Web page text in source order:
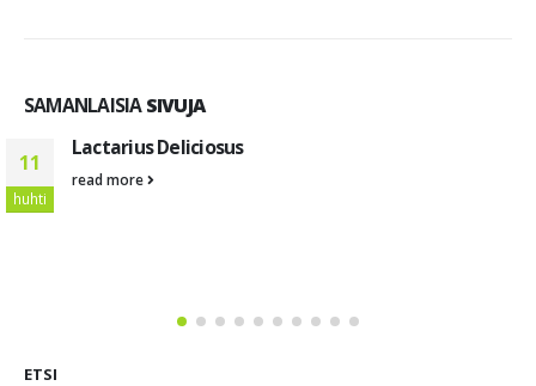
SAMANLAISIASIVUJA
11
huhti
Lactarius Deliciosus
read more
ETSI